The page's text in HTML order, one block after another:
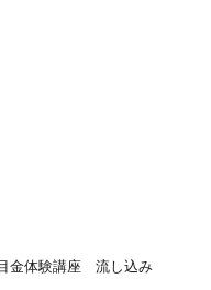
金体験講座 流し込み